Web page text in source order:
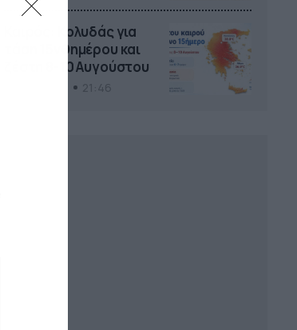
Καιρός: Κολυδάς για
τάση 15νθημέρου και
ζέστη 8-10 Αυγούστου